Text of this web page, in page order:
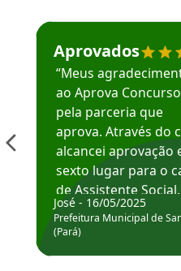
Estudante José
Aprovados
“Meus
ao Aprova
pela parceria que
aprova. Através do
alcancei aprovação
sexto lugar para o
de Assistente Social.
Hoje estou atuando
Prefeitura de
José - 16/05/2025
Prefeitura Municipal de
(Pará)